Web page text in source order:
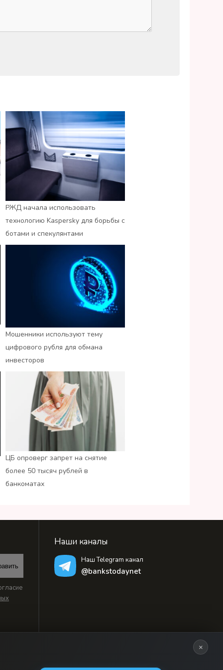
РЖД начала использовать
технологию Kaspersky для борьбы с
ботами и спекулянтами
Мошенники используют тему
цифрового рубля для обмана
инвесторов
ЦБ опроверг запрет на снятие
более 50 тысяч рублей в
банкоматах
Наши каналы
Наш Telegram канал
@bankstodaynet
×